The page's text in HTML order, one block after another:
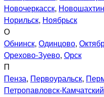
Новочеркасск,
Норильск, Ноябрьск
О
Обнинск, Одинцово,
Орехово-Зуево, Орск
П
Пенза, Первоуральск,
Петропавловск-Камчатский